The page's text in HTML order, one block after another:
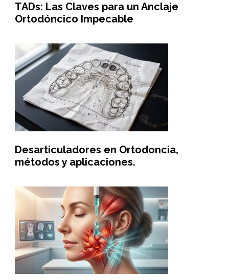
TADs: Las Claves para un Anclaje
Ortodóncico Impecable
Desarticuladores en Ortodoncia,
métodos y aplicaciones.